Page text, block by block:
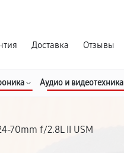
Доставка Отзывы
Аудио и видеотехника
70mm f/2.8L II USM